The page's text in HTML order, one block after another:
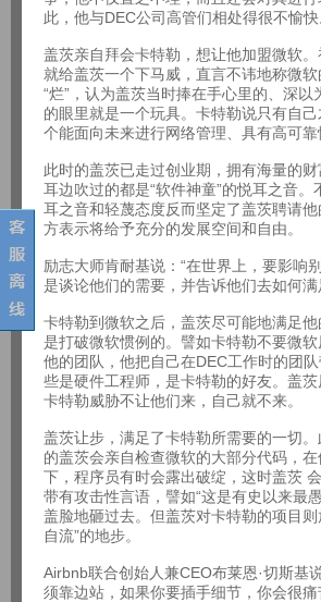
此，他与DEC公司高管们相处得很不愉快
盖茨亲自拜会卡特勒，想让他加盟微软
就给盖茨一个下马威，直言不讳地称微
“烂”，认为盖茨当时捧在手心里的、深以
的眼里就是一个玩具。卡特勒说只有自
个能面向未来进行网络管理、具有高可靠
此时的盖茨已走过创业期，拥有海量的财
耳边吹过的都是“软件神童”的悦耳之音。
耳之音和轻蔑态度反而坚定了盖茨聘请
方表示将给予充分的发展空间和自由。
励志大师肯耐基说：“在世界上，要影响
是谈论他们的需要，并告诉他们去如何满
卡特勒到微软之后，盖茨尽可能地满足
是打破微软惯例的。譬如卡特勒不要微
他的团队，他把自己在DEC工作时的团
些是硬件工程师，是卡特勒的好友。盖
卡特勒威胁不让他们来，自己就不来。
盖茨让步，满足了卡特勒所需要的一切
的盖茨会亲自检查微软的大部分代码，
下，程序员有时会露出破绽，这时盖茨
带有攻击性言语，譬如“这是有史以来最
盖脸地砸过去。但盖茨对卡特勒的项目则
自流”的地步。
Airbnb联合创始人兼CEO布莱恩·切斯基
须靠边站，如果你要插手细节，你会很